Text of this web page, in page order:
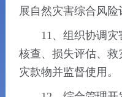
展自然灾害综合风险
11、组织协调
核查、损失评估、
灾款物并监督使用。